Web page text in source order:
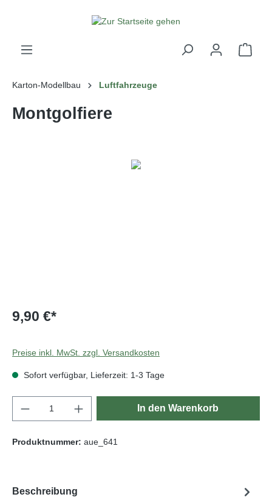
Karton-Modellbau Luftfahrzeuge
Montgolfiere
9,90 €*
Preise inkl. MwSt. zzgl. Versandkosten
Sofort verfügbar, Lieferzeit: 1-3 Tage
Produkt Anzahl: Gib den gewünschten
In den Warenkorb
Produktnummer: aue_641
Beschreibung